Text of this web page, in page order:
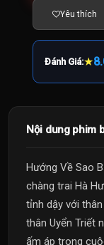
Yêu thích
Đánh Giá:★
Nội dung phim
Hướng Về Sao
chàng trai Hà
tỉnh dậy với
thân Uyển Triết
ấm áp trong